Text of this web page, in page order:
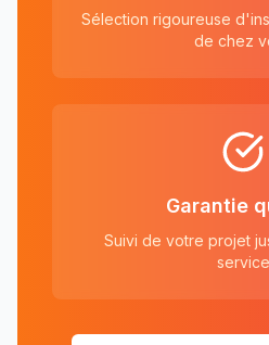
Sélection rigoureuse
de chez
Garantie
Suivi de votre projet
service